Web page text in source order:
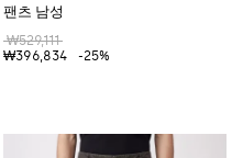
팬츠 남성
₩529,111
₩396,834
-25%